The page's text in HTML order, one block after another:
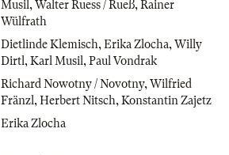
Musil,Walter Ruess / Rueß,Rainer
Wülfrath
Dietlinde Klemisch,Erika Zlocha,Willy
Dirtl,Karl Musil,Paul Vondrak
Richard Nowotny / Novotny,Wilfried
Fränzl,Herbert Nitsch,Konstantin Zajetz
Erika Zlocha